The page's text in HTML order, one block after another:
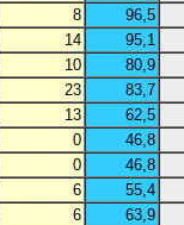
8
96,5
14
95,1
10
80,9
23
83,7
13
62,5
0
46,8
0
46,8
6
55,4
6
63,9